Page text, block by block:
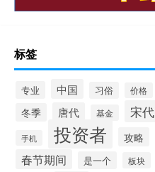
标签
专业 中国 习俗 价格
冬季 唐代 基金 宋代
手机 投资者 攻略
春节期间 是一个 板块